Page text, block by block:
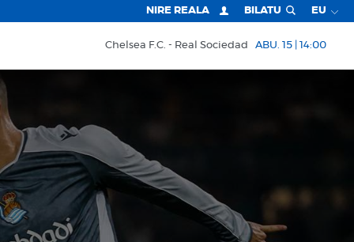
NIRE REALA BILATU EU
Chelsea F.C. Real Sociedad ABU. 15 | 14:00